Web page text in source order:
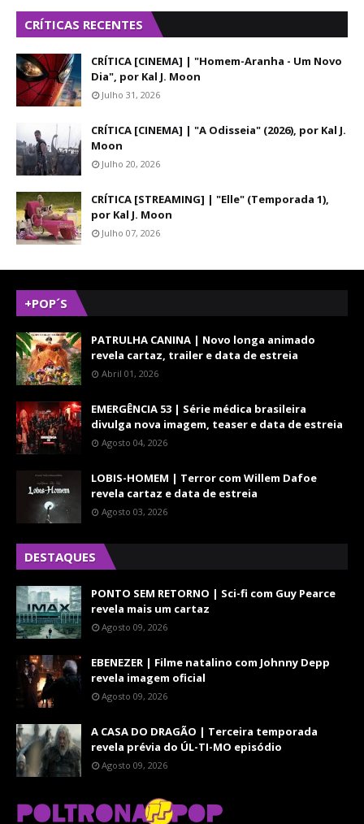
CRÍTICAS RECENTES
CRÍTICA [CINEMA] | "Homem-Aranha - Um Novo
Dia", por Kal J. Moon
Julho 31, 2026
CRÍTICA [CINEMA] | "A Odisseia" (2026), por Kal J.
Moon
Julho 20, 2026
CRÍTICA [STREAMING] | "Elle" (Temporada 1),
por Kal J. Moon
Julho 07, 2026
+POP´S
PATRULHA CANINA | Novo longa animado
revela cartaz, trailer e data de estreia
Abril 01, 2026
EMERGÊNCIA 53 | Série médica brasileira
divulga nova imagem, teaser e data de estreia
Agosto 04, 2026
LOBIS-HOMEM | Terror com Willem Dafoe
revela cartaz e data de estreia
Agosto 03, 2026
DESTAQUES
PONTO SEM RETORNO | Sci-fi com Guy Pearce
revela mais um cartaz
Agosto 09, 2026
EBENEZER | Filme natalino com Johnny Depp
revela imagem oficial
Agosto 09, 2026
A CASA DO DRAGÃO | Terceira temporada
revela prévia do ÚL-TI-MO episódio
Agosto 09, 2026